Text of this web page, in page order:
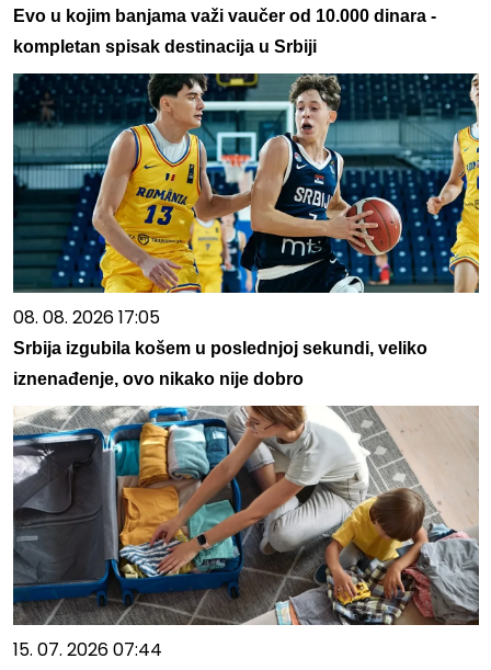
Evo u kojim banjama važi vaučer od 10.000 dinara -
kompletan spisak destinacija u Srbiji
08. 08. 2026 17:05
Srbija izgubila košem u poslednjoj sekundi, veliko
iznenađenje, ovo nikako nije dobro
15. 07. 2026 07:44